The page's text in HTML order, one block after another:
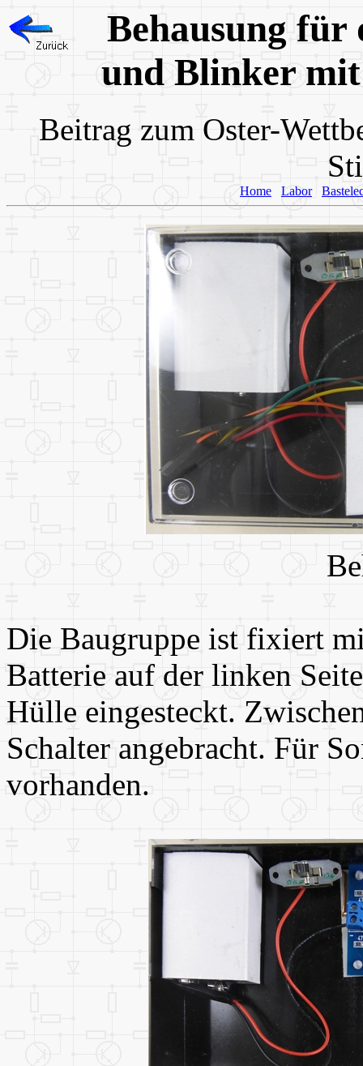
Behausung
und Blinker
Beitrag zum Oster-
Home Labor
Die Baugruppe ist fixiert
Batterie auf der linken
Hülle eingesteckt.
Schalter angebracht. Für
vorhanden.